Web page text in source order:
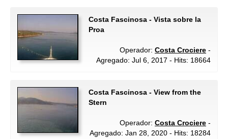
Costa Fascinosa - Vista sobre la
Proa
Operador: Costa Crociere -
Agregado: Jul 6, 2017 - Hits: 18664
Costa Fascinosa - View from the
Stern
Operador: Costa Crociere -
Agregado: Jan 28, 2020 - Hits: 18284